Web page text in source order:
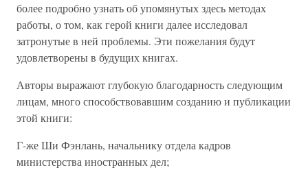
более подробно узнать об упомянутых здесь методах
работы, о том, как герой книги далее исследовал
затронутые в ней проблемы. Эти пожелания будут
удовлетворены в будущих книгах.
Авторы выражают глубокую благодарность следующим
лицам, много способствовавшим созданию и публикации
этой книги:
Г-же Ши Фэнлань, начальнику отдела кадров
министерства иностранных дел;